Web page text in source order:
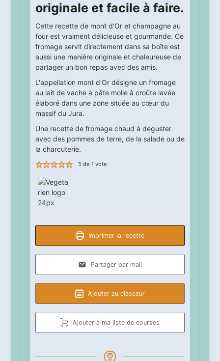
originale et facile à faire.
Cette recette de mont d'Or et champagne au
four est vraiment délicieuse et gourmande. Ce
fromage servit directement dans sa boîte est
aussi une manière originale et chaleureuse de
partager un bon repas avec des amis.
L'appellation mont d'Or désigne un fromage
au lait de vache à pâte molle à croûte lavée
élaboré dans une zone située au cœur du
massif du Jura.
Une recette de fromage chaud à déguster
avec des pommes de terre, de la salade ou de
la charcuterie.
5 de 1 vote
Imprimer la recette
Partager par mail
Ajouter au classeur
Ajouter à ma liste de courses